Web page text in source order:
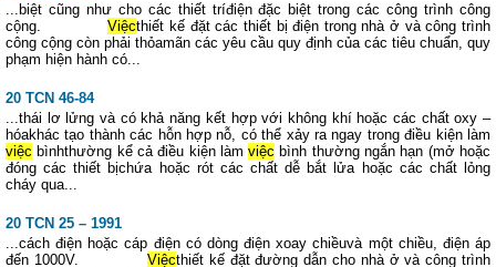
...biệt cũng như cho các thiết tríđiện đặc biệt trong các công trình công
cộng.Việcthiết kế đặt các thiết bị điện trong nhà ở và công trình
công cộng còn phải thỏamãn các yêu cầu quy định của các tiêu chuẩn, quy
phạm hiện hành có...
20 TCN 46-84
...thái lơ lửng và có khả năng kết hợp với không khí hoặc các chất oxy –
hóakhác tạo thành các hỗn hợp nỗ, có thể xảy ra ngay trong điều kiện làm
việc bìnhthường kể cả điều kiện làmviệc bình thường ngắn hạn (mở hoặc
đóng các thiết bịchứa hoặc rót các chất dễ bắt lửa hoặc các chất lỏng
cháy qua...
20 TCN 25 – 1991
...cách điện hoặc cáp điện có dòng điện xoay chiềuvà một chiều, điện áp
đến 1000V.Việcthiết kế đặt đường dẫn cho nhà ở và công trình